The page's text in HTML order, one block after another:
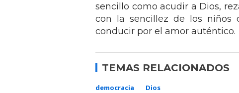
sencillo como acudir a Dios,
con la sencillez de los niños
conducir por el amor auténtico.
TEMAS RELACIONADOS
democracia Dios